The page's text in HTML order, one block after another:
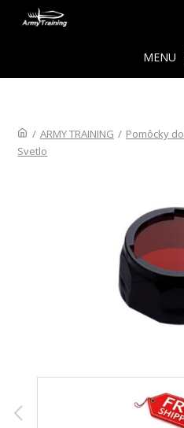
MENU
/ ARMY TRAINING / Pomôcky
Svetlo